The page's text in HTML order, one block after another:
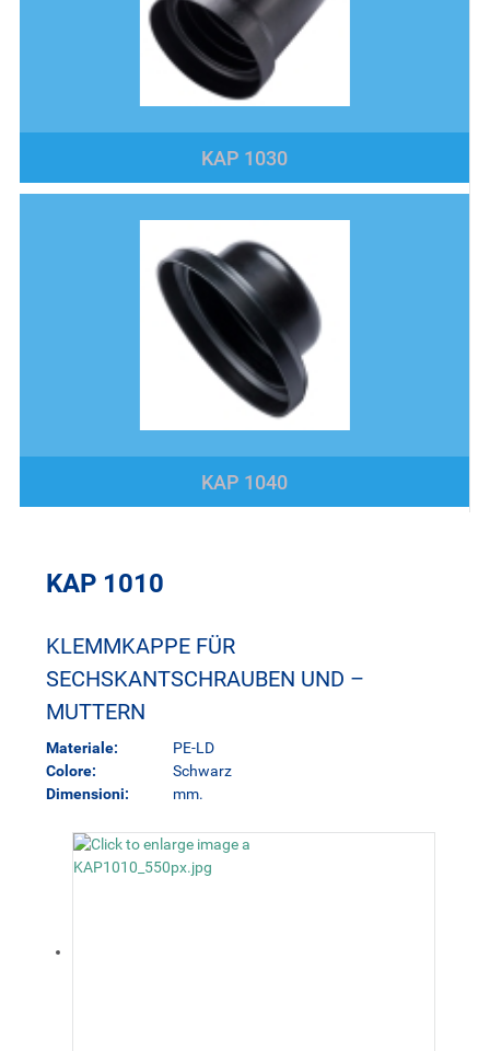
KAP 1030
KAP 1040
KAP 1010
KLEMMKAPPE FÜR
SECHSKANTSCHRAUBEN UND –
MUTTERN
Materiale:
PE-LD
Colore:
Schwarz
Dimensioni:
mm.